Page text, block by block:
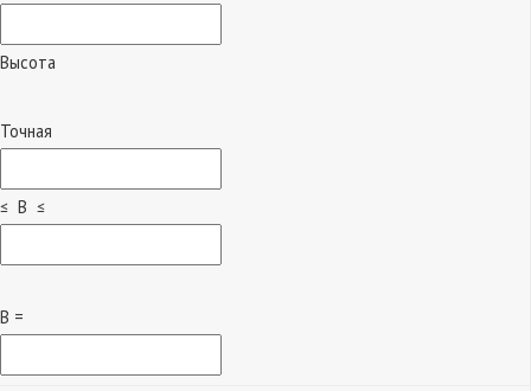
Высота
Точная
≤ B ≤
B =